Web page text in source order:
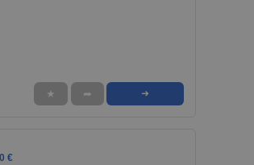
★ ➦ ➜
€